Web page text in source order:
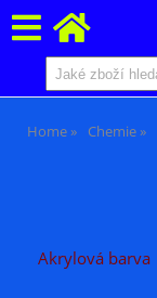
Home Chemie
Akrylová barva